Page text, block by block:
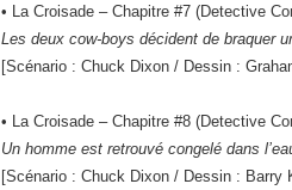
• La Croisade – Chapitre #7 (Detective
Les deux cow-boys décident de braquer
[Scénario : Chuck Dixon / Dessin :
• La Croisade – Chapitre #8 (Detective
Un homme est retrouvé congelé dans
[Scénario : Chuck Dixon / Dessin : Barry